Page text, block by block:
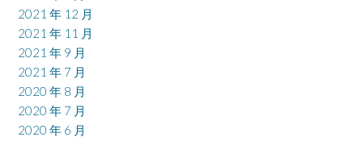
2021 年 12 月
2021 年 11 月
2021 年 9 月
2021 年 7 月
2020 年 8 月
2020 年 7 月
2020 年 6 月